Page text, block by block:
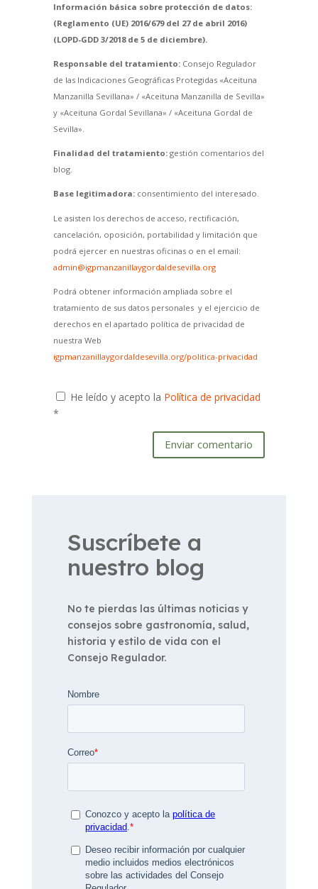
Información básica sobre protección de datos:
(Reglamento (UE) 2016/679 del 27 de abril 2016)
(LOPD-GDD 3/2018 de 5 de diciembre).
Responsable del tratamiento:Consejo Regulador
de las Indicaciones Geográficas Protegidas «Aceituna
Manzanilla Sevillana» / «Aceituna Manzanilla de Sevilla»
y «Aceituna Gordal Sevillana» / «Aceituna Gordal de
Sevilla».
Finalidad del tratamiento:gestión comentarios del
blog.
Base legitimadora:consentimiento del interesado.
Le asisten los derechos de acceso, rectificación,
cancelación, oposición, portabilidad y limitación que
podrá ejercer en nuestras oficinas o en el email:
admin@igpmanzanillaygordaldesevilla.org
Podrá obtener información ampliada sobre el
tratamiento de sus datos personales y el ejercicio de
derechos en el apartado política de privacidad de
nuestra Web
igpmanzanillaygordaldesevilla.org/politica-privacidad
He leído y acepto la Política de privacidad
*
Enviar comentario
Suscríbete a
nuestro blog
No te pierdas las últimas noticias y
consejos sobre gastronomía, salud,
historia y estilo de vida con el
Consejo Regulador.